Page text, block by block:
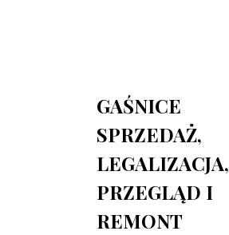
GAŚNICE
SPRZEDAŻ,
LEGALIZACJA,
PRZEGLĄD I
REMONT